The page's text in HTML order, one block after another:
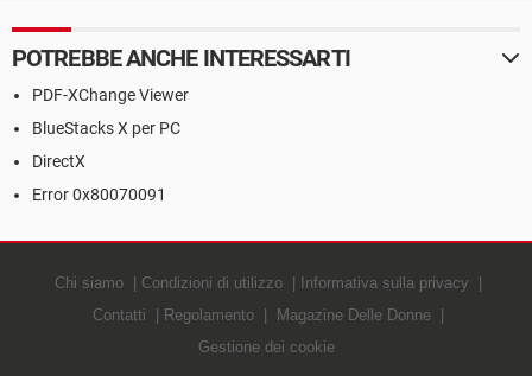
POTREBBE ANCHE INTERESSARTI
PDF-XChange Viewer
BlueStacks X per PC
DirectX
Error 0x80070091
Chi siamo Condizioni di utilizzo
Informativa sulla privacy
Contatti
Regolamento
Magazine Delle Donne
Gestione dei cookie